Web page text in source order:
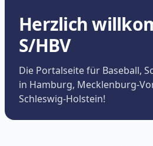
Herzlich
S/HBV
Die Portalseite für Baseball,
in Hamburg, Mecklenburg-
Schleswig-Holstein!